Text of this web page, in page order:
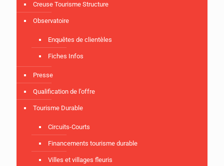
Creuse Tourisme Structure
Observatoire
Enquêtes de clientèles
Fiches Infos
Presse
Qualification de l’offre
Tourisme Durable
Circuits-Courts
Financements tourisme durable
Villes et villages fleuris